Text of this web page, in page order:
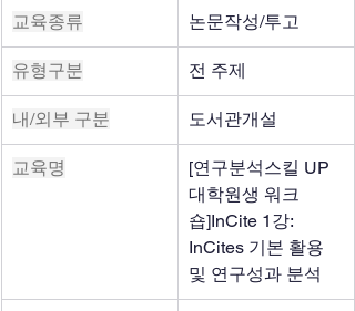
교육종류 논문작성/투고
유형구분 전 주제
내/외부 구분 도서관개설
교육명
[연구분석스킬 UP
대학원생 워크
숍]InCite 1강:
InCites 기본 활용
및 연구성과 분석